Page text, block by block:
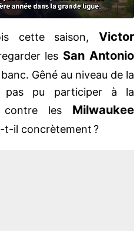
cette saison, Victor
les San Antonio
Gêné au niveau de la
pas pu participer à la
contre les Milwaukee
t-il concrètement ?